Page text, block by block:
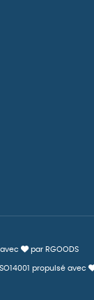
avec par RGOODS
propulsé avec